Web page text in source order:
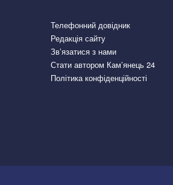
Телефонний довідник
Редакція сайту
Зв’язатися з нами
Стати автором Кам’янець 24
Політика конфіденційності